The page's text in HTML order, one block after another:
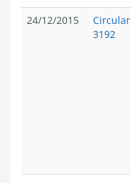
24/12/2015
Circular
3192